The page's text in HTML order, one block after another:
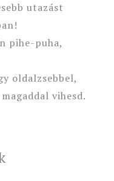
utazást
pihe-puha,
oldalzsebbel,
vihesd.